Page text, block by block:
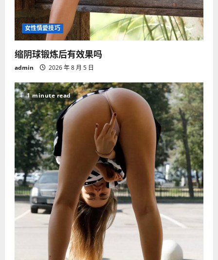
女性情愛技巧
缩阴球锻炼后有效果吗
admin 2026 年 8 月 5 日
1 minute read